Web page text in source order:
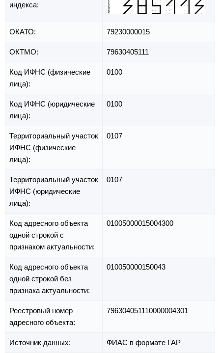
индекса:
ОКАТО: 79230000015
ОКТМО: 79630405111
Код ИФНС (физические
лица):
0100
Код ИФНС (юридические
лица):
0100
Территориальный участок
ИФНС (физические
лица):
0107
Территориальный участок
ИФНС (юридические
лица):
0107
Код адресного объекта
одной строкой с
признаком актуальности:
01005000015004300
Код адресного объекта
одной строкой без
признака актуальности:
010050000150043
Реестровый номер
адресного объекта:
796304051110000004301
Источник данных: ФИАС в формате ГАР